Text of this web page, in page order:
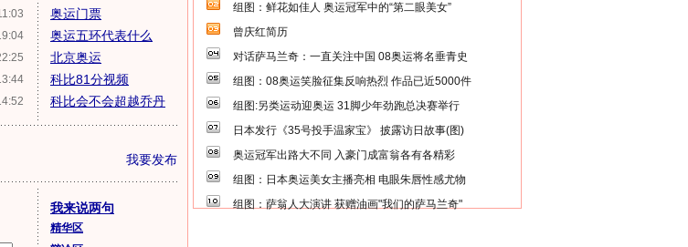
奥运门票
奥运五环代表什么
北京奥运
科比81分视频
科比会不会超越乔丹
我要发布
我来说两句
精华区
组图：鲜花如佳人 奥运冠军中的“第二眼美女”
曾庆红简历
对话萨马兰奇：一直关注中国 08奥运将名垂青史
组图：08奥运笑脸征集反响热烈 作品已近5000件
组图:另类运动迎奥运 31脚少年劲跑总决赛举行
日本发行《35号投手温家宝》 披露访日故事(图)
奥运冠军出路大不同 入豪门成富翁各有各精彩
组图：日本奥运美女主播亮相 电眼朱唇性感尤物
组图：萨翁人大演讲 获赠油画"我们的萨马兰奇"